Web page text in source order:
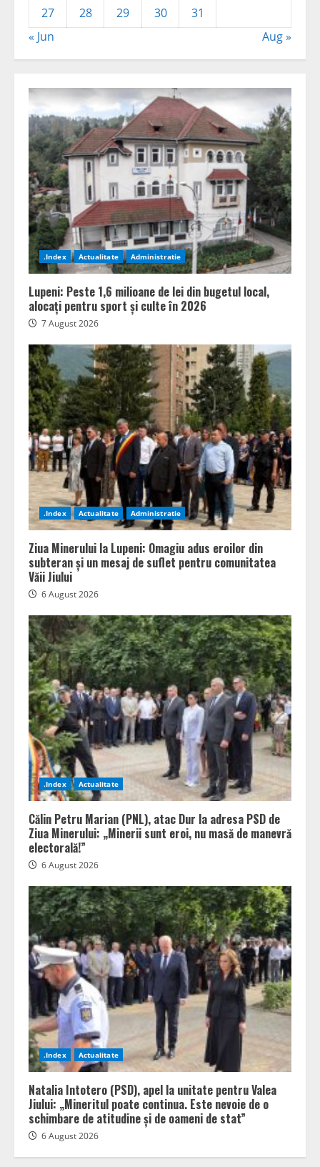
27
28 29 30
31
« Jun
Aug »
.Index Actualitate Administratie
Lupeni: Peste 1,6 milioane de lei din bugetul local,
alocați pentru sport și culte în 2026
7 August 2026
.Index Actualitate Administratie
Ziua Minerului la Lupeni: Omagiu adus eroilor din
subteran și un mesaj de suflet pentru comunitatea
Văii Jiului
6 August 2026
.Index Actualitate
Călin Petru Marian (PNL), atac Dur la adresa PSD de
Ziua Minerului: „Minerii sunt eroi, nu masă de manevră
electorală!”
6 August 2026
.Index Actualitate
Natalia Intotero (PSD), apel la unitate pentru Valea
Jiului: „Mineritul poate continua. Este nevoie de o
schimbare de atitudine și de oameni de stat”
6 August 2026